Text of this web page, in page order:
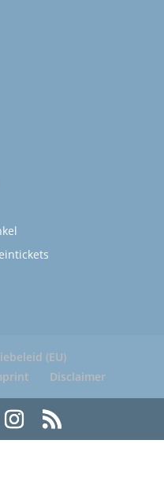
(EU)
Disclaimer